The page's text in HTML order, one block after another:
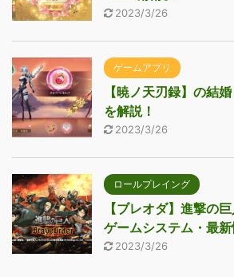
2023/3/26
ゲームアプリ
【暁ノ天刃録】の結
を解説！
2023/3/26
ロールプレイング
【ブレオダ】進撃の
ゲームシステム・最
2023/3/26